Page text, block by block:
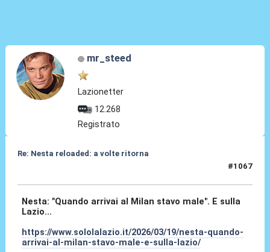
mr_steed
Lazionetter
12.268
Registrato
Re: Nesta reloaded: a volte ritorna
#1067
Nesta: "Quando arrivai al Milan stavo male". E sulla
Lazio...
https://www.sololalazio.it/2026/03/19/nesta-quando-
arrivai-al-milan-stavo-male-e-sulla-lazio/